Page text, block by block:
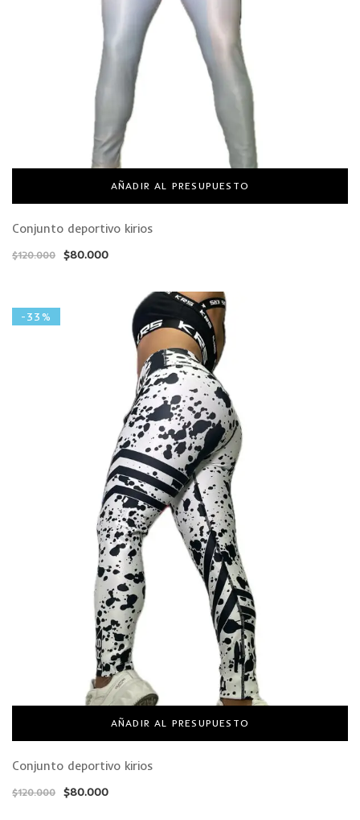
AÑADIR AL PRESUPUESTO
Conjunto deportivo kirios
$120.000 $80.000
-33%
AÑADIR AL PRESUPUESTO
Conjunto deportivo kirios
$120.000 $80.000